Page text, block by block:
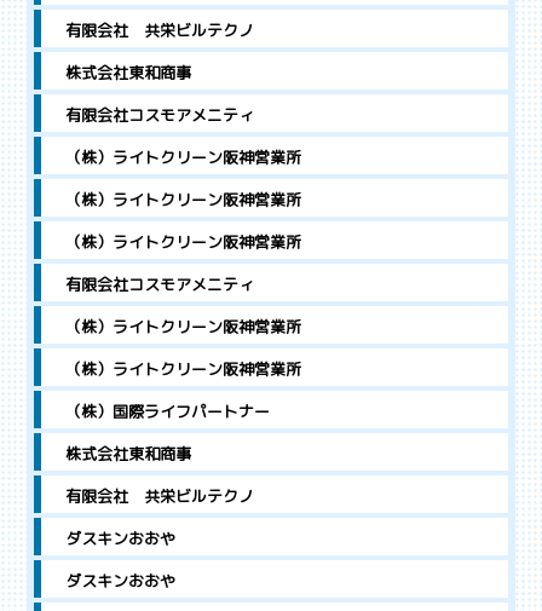
有限会社 共栄ビルテクノ
株式会社東和商事
有限会社コスモアメニティ
（株）ライトクリーン阪神営業所
（株）ライトクリーン阪神営業所
（株）ライトクリーン阪神営業所
有限会社コスモアメニティ
（株）ライトクリーン阪神営業所
（株）ライトクリーン阪神営業所
（株）国際ライフパートナー
株式会社東和商事
有限会社 共栄ビルテクノ
ダスキンおおや
ダスキンおおや